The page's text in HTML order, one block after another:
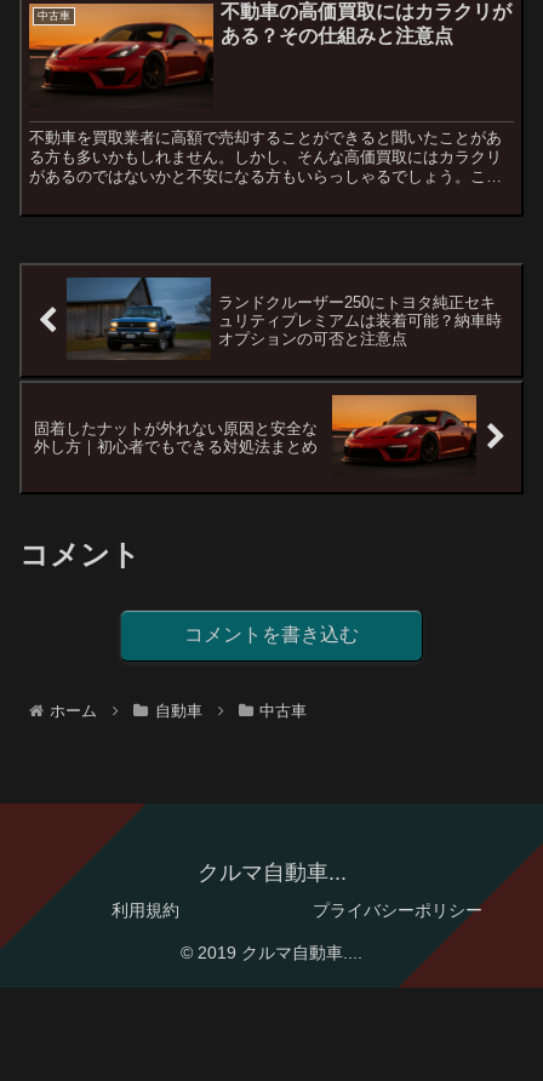
中古車
不動車の高価買取にはカラクリが
ある？その仕組みと注意点
不動車を買取業者に高額で売却することができると聞いたことがあ
る方も多いかもしれません。しかし、そんな高価買取にはカラクリ
があるのではないかと不安になる方もいらっしゃるでしょう。この
し、...
ランドクルーザー250にトヨタ純正セキ
ュリティプレミアムは装着可能？納車時
オプションの可否と注意点
固着したナットが外れない原因と安全な
外し方｜初心者でもできる対処法まとめ
コメント
コメントを書き込む
ホーム 自動車 中古車
クルマ自動車...
利用規約 プライバシーポリシー
© 2019 クルマ自動車....